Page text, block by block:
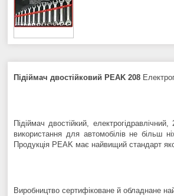
Підіймач двостійковий PEAK 208
Підіймач двостійкий,
використання для автомобілів не більш
Продукція PEAK має найвищий стандарт
Виробництво сертифіковане й обладнане